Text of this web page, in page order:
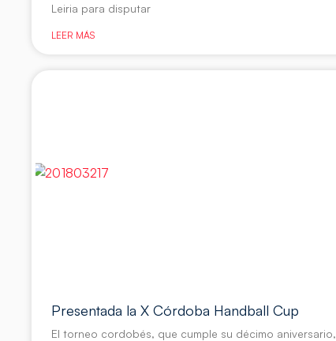
Leiria para disputar
LEER MÁS
Presentada la X Córdoba Handball Cup
El torneo cordobés, que cumple su décimo aniversario,